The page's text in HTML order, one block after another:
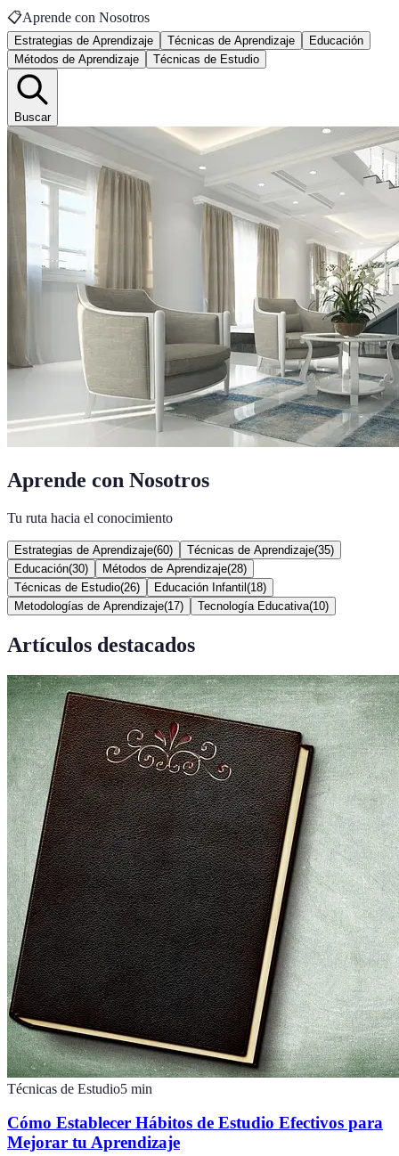
📋Aprende con Nosotros
Estrategias de Aprendizaje Técnicas de Aprendizaje
Educación
Métodos de Aprendizaje
Técnicas de Estudio
Buscar
Aprende con Nosotros
Tu ruta hacia el conocimiento
Estrategias de Aprendizaje(60) Técnicas de Aprendizaje(35)
Educación(30) Métodos de Aprendizaje(28)
Técnicas de Estudio(26) Educación Infantil (18)
Metodologías de Aprendizaje(17) Tecnología Educativa(10)
Artículos destacados
Técnicas de Estudio5 min
Cómo Establecer Hábitos de Estudio Efectivos para
Mejorar tu Aprendizaje